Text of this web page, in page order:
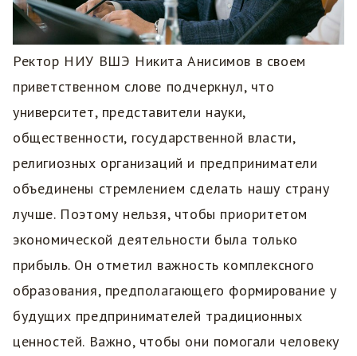
Ректор НИУ ВШЭ Никита Анисимов в своем
приветственном слове подчеркнул, что
университет, представители науки,
общественности, государственной власти,
религиозных организаций и предприниматели
объединены стремлением сделать нашу страну
лучше. Поэтому нельзя, чтобы приоритетом
экономической деятельности была только
прибыль. Он отметил важность комплексного
образования, предполагающего формирование у
будущих предпринимателей традиционных
ценностей. Важно, чтобы они помогали человеку